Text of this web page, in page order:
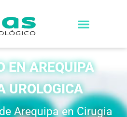
EN AREQUIPA
UROLOGICA
Arequipa en Cirugia